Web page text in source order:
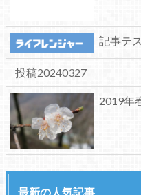
記事テ
投稿20240327
2019年
最新の人気記事